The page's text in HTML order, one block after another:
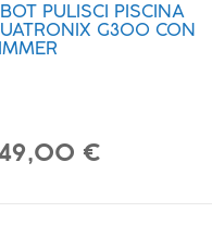
SOLARE PER
RETTANGOLARE
CM E 732X366 CM
€